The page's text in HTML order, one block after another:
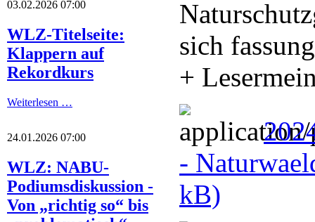
03.02.2026 07:00
WLZ-Titelseite:
Klappern auf
Rekordkurs
Weiterlesen …
24.01.2026 07:00
WLZ: NABU-
Podiumsdiskussion -
Von „richtig so“ bis
sich
+
-
kB)